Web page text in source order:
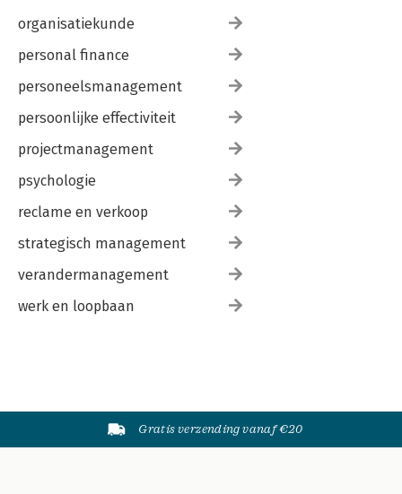
Modellenparade 194
Alle handige modellen uit het boek handzaam bij elkaar,
Eindnoten 206
organisatiekunde
personal finance
personeelsmanagement
persoonlijke effectiviteit
projectmanagement
psychologie
reclame en verkoop
strategisch management
verandermanagement
werk en loopbaan
Gratis verzending vanaf €20